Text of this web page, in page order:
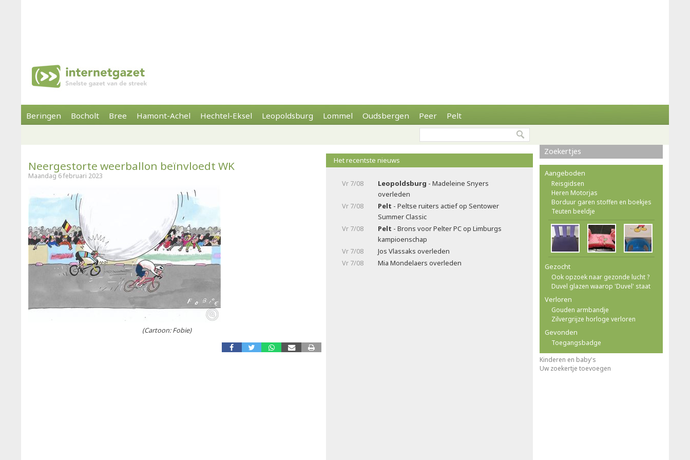
Beringen Bocholt Bree Hamont-Achel Hechtel-Eksel Leopoldsburg Lommel Oudsbergen Peer Pelt
Neergestorte weerballon beïnvloedt WK
Maandag 6 februari 2023
(Cartoon: Fobie)
Het recentste nieuws
Vr 7/08 Leopoldsburg - Madeleine Snyers
overleden
Vr 7/08
Pelt - Peltse ruiters actief op Sentower
Summer Classic
Vr 7/08
Pelt - Brons voor Pelter PC op Limburgs
kampioenschap
Vr 7/08
Jos Vlassaks overleden
Vr 7/08
Mia Mondelaers overleden
Zoekertjes
Aangeboden
Reisgidsen
Heren Motorjas
Borduur garen stoffen en boekjes
Teuten beeldje
Gezocht
Ook opzoek naar gezonde lucht ?
Duvel glazen waarop 'Duvel' staat
Verloren
Gouden armbandje
Zilvergrijze horloge verloren
Gevonden
Toegangsbadge
Kinderen en baby's
Uw zoekertje toevoegen